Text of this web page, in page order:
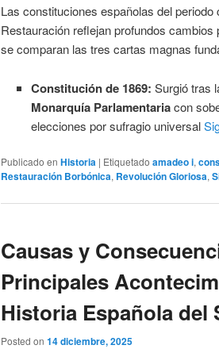
Las constituciones españolas del
Restauración reflejan profundos
se comparan las tres cartas magnas
Constitución de 1869: Surgió tras
Monarquía Parlamentariacon
elecciones por sufragio universal
Publicado en Historia | Etiquetado amadeo i,
Restauración Borbónica, Revolución Gloriosa,
Causas y
Principales
Historia Española del
Posted on 14 diciembre, 2025